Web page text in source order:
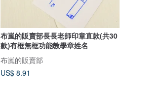
布嵐的販賣部長長老師印章直款(共30
款)有框無框功能教學章姓名
布嵐的販賣部
US$ 8.91